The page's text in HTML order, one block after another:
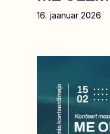
16. jaanuar 2026